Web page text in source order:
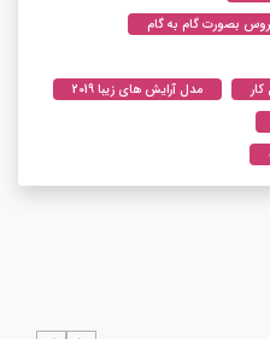
بصورت گام به گام
مدل آرایش های زیبا 2019